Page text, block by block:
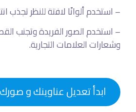
– استخدم ألوانًا لافتة للنظر تجذب
– استخدم الصور الفريدة وتجنب
وشعارات العلامات التجارية.
ابدأ تعديل عناوينك و